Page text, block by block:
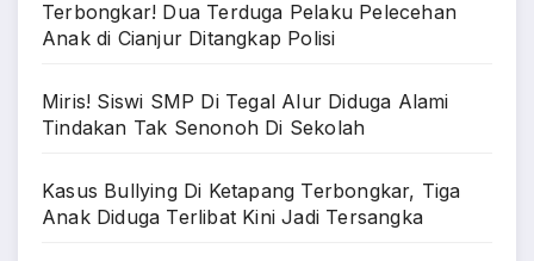
Terbongkar! Dua Terduga Pelaku Pelecehan
Anak di Cianjur Ditangkap Polisi
Miris! Siswi SMP Di Tegal Alur Diduga Alami
Tindakan Tak Senonoh Di Sekolah
Kasus Bullying Di Ketapang Terbongkar, Tiga
Anak Diduga Terlibat Kini Jadi Tersangka